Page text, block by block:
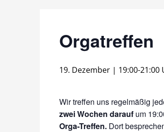
Orgatreffen
19. Dezember | 19:00-21:00
Wir treffen uns regelmäßig
zwei Wochen darauf um
Orga-Treffen. Dort